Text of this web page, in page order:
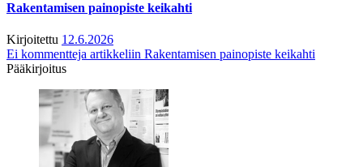
Rakentamisen painopiste keikahti
Kirjoitettu 12.6.2026
Ei kommentteja artikkeliin Rakentamisen painopiste keikahti
Pääkirjoitus